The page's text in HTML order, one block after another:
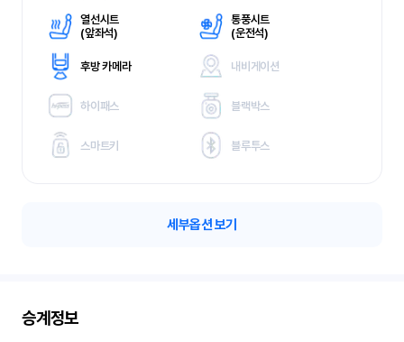
열선시트
(앞좌석)
통풍시트
(운전석)
후방 카메라 내비게이션
하이패스 블랙박스
스마트키 블루투스
세부옵션 보기
승계정보